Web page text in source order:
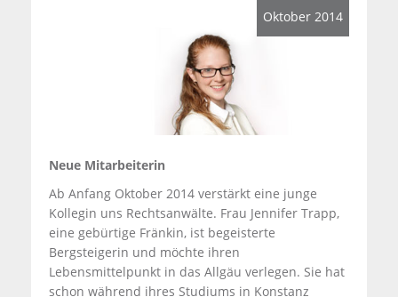
Oktober 2014
Neue Mitarbeiterin
Ab Anfang Oktober 2014 verstärkt eine junge
Kollegin uns Rechtsanwälte. Frau Jennifer Trapp,
eine gebürtige Fränkin, ist begeisterte
Bergsteigerin und möchte ihren
Lebensmittelpunkt in das Allgäu verlegen. Sie hat
schon während ihres Studiums in Konstanz